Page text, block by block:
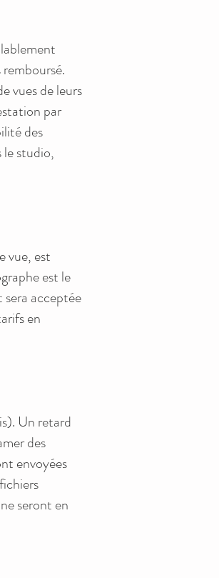
vues de leurs
par
des
le studio,
vue, est
est le
acceptée
en
Un retard
des
envoyées
seront en